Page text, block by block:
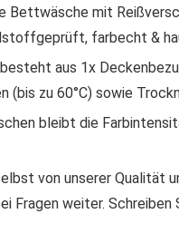
Bettwäsche mit
farbecht &
aus 1x
(bis zu 60°C) sowie
bleibt die
von unserer Qualität
Fragen weiter. Schreiben